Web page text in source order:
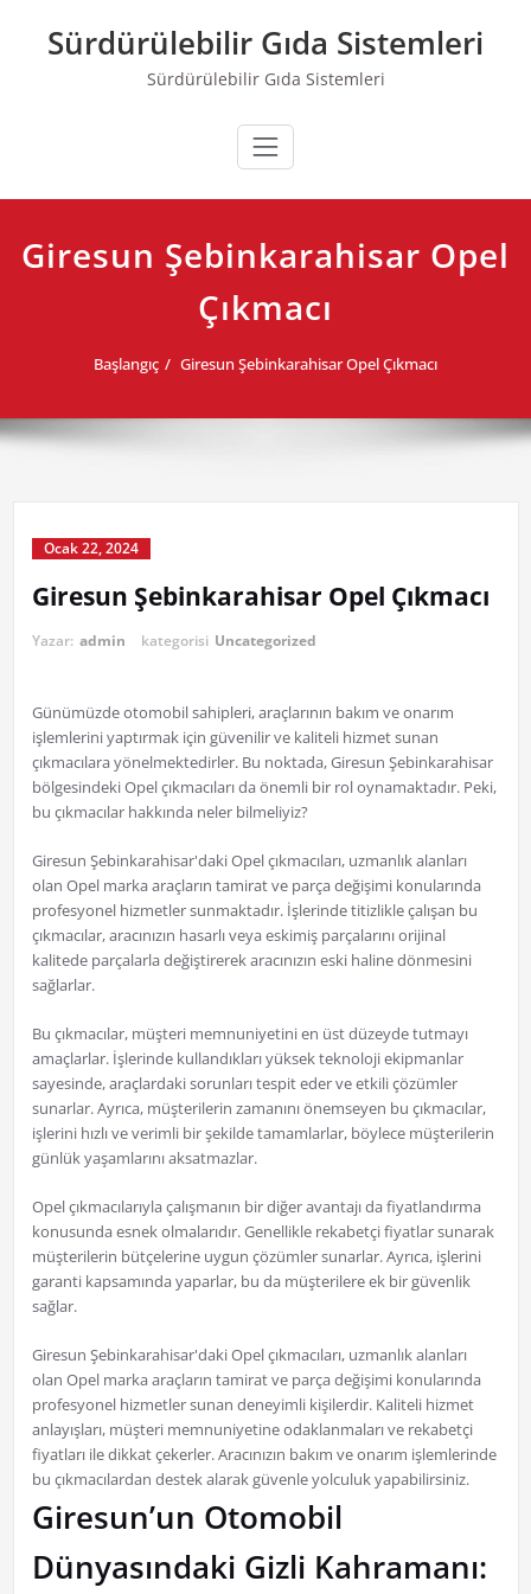
contentSürdürülebilir Gıda Sistemleri
Sürdürülebilir Gıda Sistemleri
Giresun Şebinkarahisar Opel
Çıkmacı
Başlangıç Giresun Şebinkarahisar Opel Çıkmacı
Ocak 22, 2024
Giresun Şebinkarahisar Opel Çıkmacı
Yazar: admin kategorisi Uncategorized
Günümüzde otomobil sahipleri, araçlarının bakım ve onarım
işlemlerini yaptırmak için güvenilir ve kaliteli hizmet sunan
çıkmacılara yönelmektedirler. Bu noktada, Giresun Şebinkarahisar
bölgesindeki Opel çıkmacıları da önemli bir rol oynamaktadır. Peki,
bu çıkmacılar hakkında neler bilmeliyiz?
Giresun Şebinkarahisar'daki Opel çıkmacıları, uzmanlık alanları
olan Opel marka araçların tamirat ve parça değişimi konularında
profesyonel hizmetler sunmaktadır. İşlerinde titizlikle çalışan bu
çıkmacılar, aracınızın hasarlı veya eskimiş parçalarını orijinal
kalitede parçalarla değiştirerek aracınızın eski haline dönmesini
sağlarlar.
Bu çıkmacılar, müşteri memnuniyetini en üst düzeyde tutmayı
amaçlarlar. İşlerinde kullandıkları yüksek teknoloji ekipmanlar
sayesinde, araçlardaki sorunları tespit eder ve etkili çözümler
sunarlar. Ayrıca, müşterilerin zamanını önemseyen bu çıkmacılar,
işlerini hızlı ve verimli bir şekilde tamamlarlar, böylece müşterilerin
günlük yaşamlarını aksatmazlar.
Opel çıkmacılarıyla çalışmanın bir diğer avantajı da fiyatlandırma
konusunda esnek olmalarıdır. Genellikle rekabetçi fiyatlar sunarak
müşterilerin bütçelerine uygun çözümler sunarlar. Ayrıca, işlerini
garanti kapsamında yaparlar, bu da müşterilere ek bir güvenlik
sağlar.
Giresun Şebinkarahisar'daki Opel çıkmacıları, uzmanlık alanları
olan Opel marka araçların tamirat ve parça değişimi konularında
profesyonel hizmetler sunan deneyimli kişilerdir. Kaliteli hizmet
anlayışları, müşteri memnuniyetine odaklanmaları ve rekabetçi
fiyatları ile dikkat çekerler. Aracınızın bakım ve onarım işlemlerinde
bu çıkmacılardan destek alarak güvenle yolculuk yapabilirsiniz.
Giresun’un Otomobil
Dünyasındaki Gizli Kahramanı: